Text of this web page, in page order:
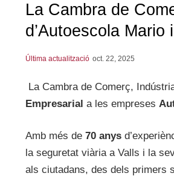
La Cambra de
d’Autoescola Mario
Última actualització oct. 22, 2025
La Cambra de Comerç,
Empresarial a les empreses
Amb més de 70 anys
la seguretat viària a Valls i la
als ciutadans, des dels primers